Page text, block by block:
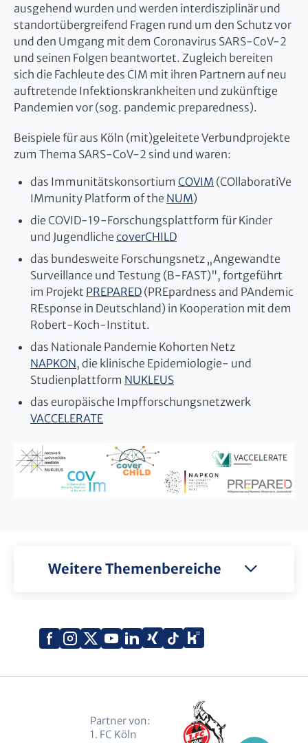
ausgehend wurden und werden interdisziplinär und
standortübergreifend Fragen rund um den Schutz vor
und den Umgang mit dem Coronavirus SARS-CoV-2
und seinen Folgen beantwortet. Zugleich bereiten
sich die Fachleute des CIM mit ihren Partnern auf neu
auftretende Infektionskrankheiten und zukünftige
Pandemien vor (sog. pandemic preparedness).
Beispiele für aus Köln (mit)geleitete Verbundprojekte
zum Thema SARS-CoV-2 sind und waren:
das Immunitätskonsortium COVIM (COllaboratiVe
IMmunity Platform of the NUM)
die COVID-19-Forschungsplattform für Kinder
und Jugendliche coverCHILD
das bundesweite Forschungsnetz „Angewandte
Surveillance und Testung (B-FAST)", fortgeführt
im Projekt PREPARED (PREpardness and PAndemic
REsponse in Deutschland) in Kooperation mit dem
Robert-Koch-Institut.
das Nationale Pandemie Kohorten Netz
NAPKON, die klinische Epidemiologie- und
Studienplattform NUKLEUS
das europäische Impfforschungsnetzwerk
VACCELERATE
Weitere Themenbereiche
Facebook
Instagram
X
YouTube
LinkedIn
Xing TiktokKununu
Partner von:
1. FC Köln